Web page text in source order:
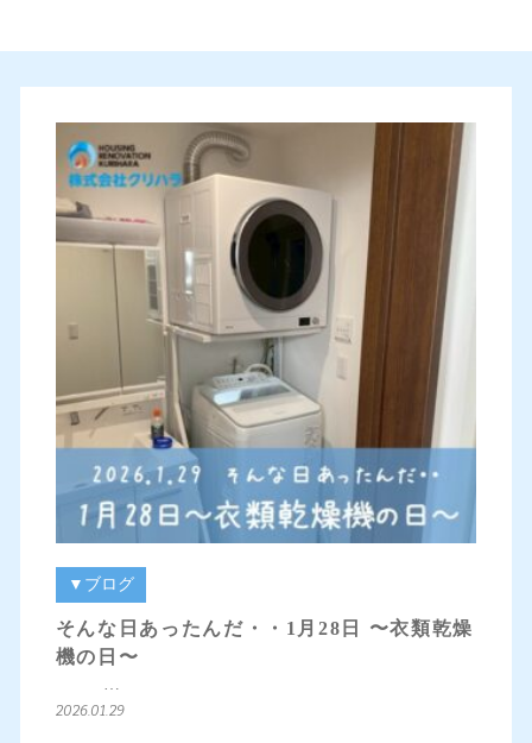
▼ブログ
そんな日あったんだ・・1月28日 〜衣類乾燥
機の日〜
…
2026.01.29